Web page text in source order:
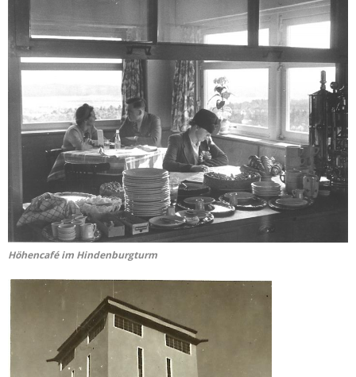
Höhencafé im Hindenburgturm